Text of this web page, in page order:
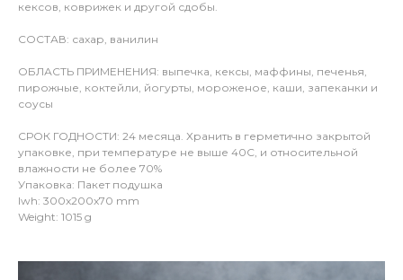
кексов, коврижек и другой сдобы.
СОСТАВ: сахар, ванилин
ОБЛАСТЬ ПРИМЕНЕНИЯ: выпечка, кексы, маффины, печенья,
пирожные, коктейли, йогурты, мороженое, каши, запеканки и
соусы
СРОК ГОДНОСТИ: 24 месяца. Хранить в герметично закрытой
упаковке, при температуре не выше 40С, и относительной
влажности не более 70%
Упаковка: Пакет подушка
lwh: 300x200x70 mm
Weight: 1015 g